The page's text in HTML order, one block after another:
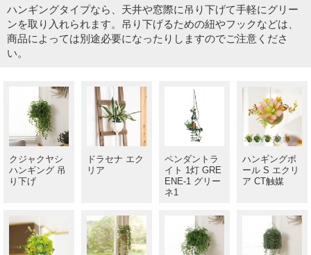
ハンギングタイプなら、天井や窓際に吊り下げて手軽にグリー
ンを取り入れられます。吊り下げるための紐やフックなどは、
商品によっては別途必要になったりしますのでご注意くださ
い。
クジャクヤシ
ハンギング 吊
り下げ
ドラセナ エク
リア
ペンダントラ
イト 1灯 GRE
ENE-1 グリー
ネ1
ハンギングボ
ール S エクリ
ア CT触媒